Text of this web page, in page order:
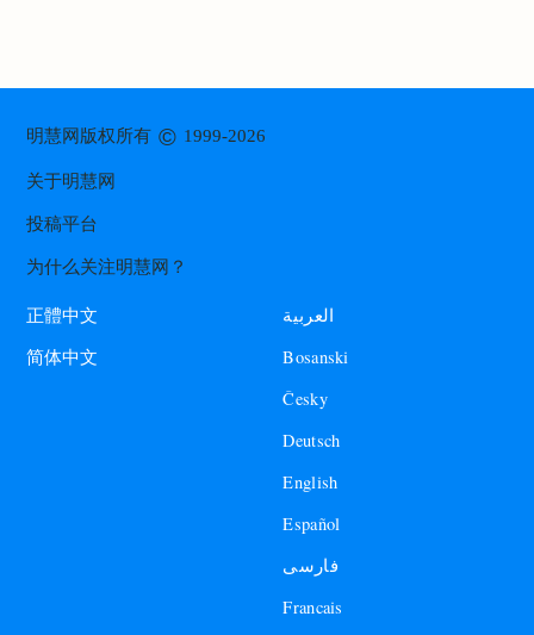
明慧网版权所有© 1999-2026
关于明慧网
投稿平台
为什么关注明慧网？
正體中文
简体中文
العربية
Bosanski
Česky
Deutsch
English
Español
فارسی
Francais